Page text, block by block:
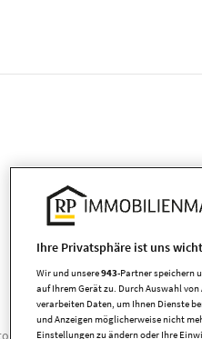
plant Wohnhäuser...
Ihre Privatsphäre ist uns
Wir und unsere943-Partner speichern
auf Ihrem Gerät zu. Durch Auswahl
verarbeiten Daten, um Ihnen Dienste
und Anzeigen möglicherweise nicht
Einstellungen zu ändern oder Ihre